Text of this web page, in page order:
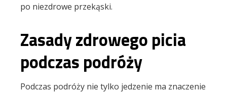
po niezdrowe przekąski.
Zasady zdrowego picia
podczas podróży
Podczas podróży nie tylko jedzenie ma znaczenie